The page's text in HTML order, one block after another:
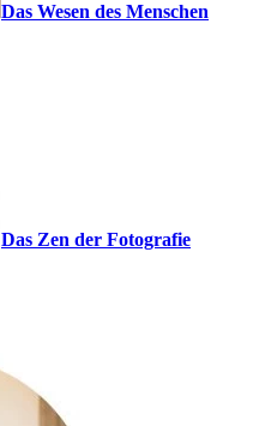
Das Wesen des Menschen
Das Zen der Fotografie